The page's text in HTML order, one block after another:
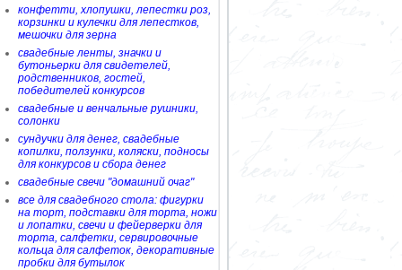
конфетти, хлопушки, лепестки роз,
корзинки и кулечки для лепестков,
мешочки для зерна
свадебные ленты, значки и
бутоньерки для свидетелей,
родственников, гостей,
победителей конкурсов
свадебные и венчальные рушники,
солонки
сундучки для денег, свадебные
копилки, ползунки, коляски, подносы
для конкурсов и сбора денег
свадебные свечи "домашний очаг"
все для свадебного стола: фигурки
на торт, подставки для торта, ножи
и лопатки, свечи и фейерверки для
торта, салфетки, сервировочные
кольца для салфеток, декоративные
пробки для бутылок